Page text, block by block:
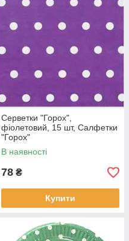
Серветки "Горох",
фіолетовий, 15 шт, Салфетки
"Горох"
В наявності
78 ₴
Купити